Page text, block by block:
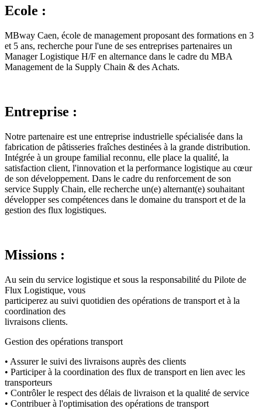
Ecole :
MBway Caen, école de management proposant des formations en 3
et 5 ans, recherche pour l'une de ses entreprises partenaires un
Manager Logistique H/F en alternance dans le cadre du MBA
Management de la Supply Chain & des Achats.
Entreprise :
Notre partenaire est une entreprise industrielle spécialisée dans la
fabrication de pâtisseries fraîches destinées à la grande distribution.
Intégrée à un groupe familial reconnu, elle place la qualité, la
satisfaction client, l'innovation et la performance logistique au cœur
de son développement. Dans le cadre du renforcement de son
service Supply Chain, elle recherche un(e) alternant(e) souhaitant
développer ses compétences dans le domaine du transport et de la
gestion des flux logistiques.
Missions :
Au sein du service logistique et sous la responsabilité du Pilote de
Flux Logistique, vous
participerez au suivi quotidien des opérations de transport et à la
coordination des
livraisons clients.
Gestion des opérations transport
• Assurer le suivi des livraisons auprès des clients
• Participer à la coordination des flux de transport en lien avec les
transporteurs
• Contrôler le respect des délais de livraison et la qualité de service
• Contribuer à l'optimisation des opérations de transport